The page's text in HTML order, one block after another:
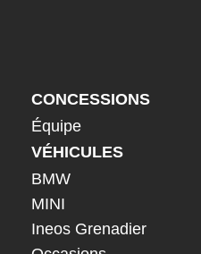
CONCESSIONS
Équipe
VÉHICULES
BMW
MINI
Ineos Grenadier